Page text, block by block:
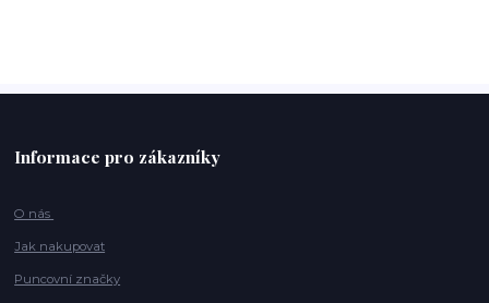
Informace pro zákazníky
O nás
Jak nakupovat
Puncovní značky